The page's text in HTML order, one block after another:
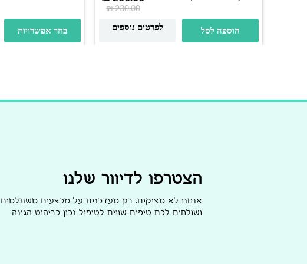
₪230.00
הוספה לסל לפרטים נוספים בחר אפשרויות
הצטרפו לדיוור שלנו
אנחנו לא מציקים, רק מעדכנים על מבצעים משתלמים
ושולחים לכם טיפים שווים לטיפול נכון בריהוט הגינה